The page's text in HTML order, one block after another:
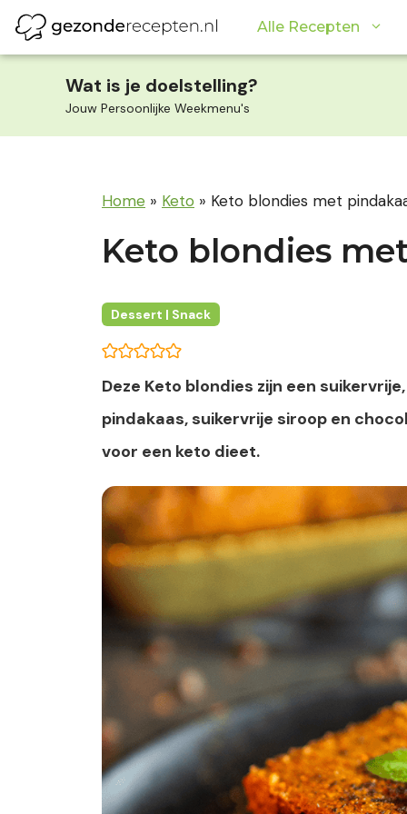
naar
de
Alle Recepten
Wat is je doelstelling?
Jouw Persoonlijke Weekmenu's
Home » Keto » Keto blondies met
Keto blondies
Dessert | Snack
Deze Keto blondies zijn een
pindakaas, suikervrije siroop en
voor een keto dieet.